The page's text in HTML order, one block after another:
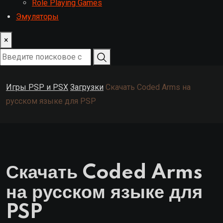
Role Playing Games
Эмуляторы
×
Игры PSP и PSX Загрузки Скачать Coded Arms на
русском языке для PSP
Скачать Coded Arms
на русском языке для
PSP